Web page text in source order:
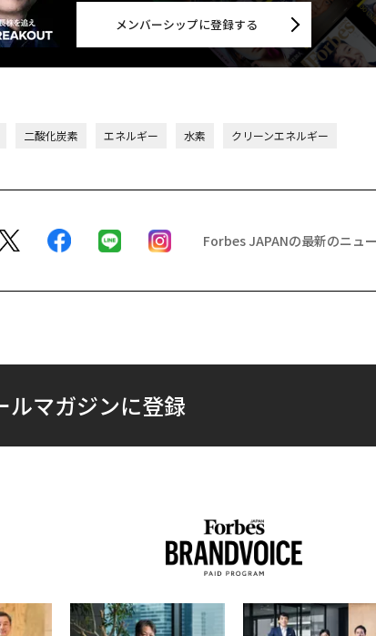
メンバーシップに登録する
二酸化炭素 エネルギー 水素 クリーンエネルギー
Forbes JAPANの最新のニュ
ルマガジンに登録